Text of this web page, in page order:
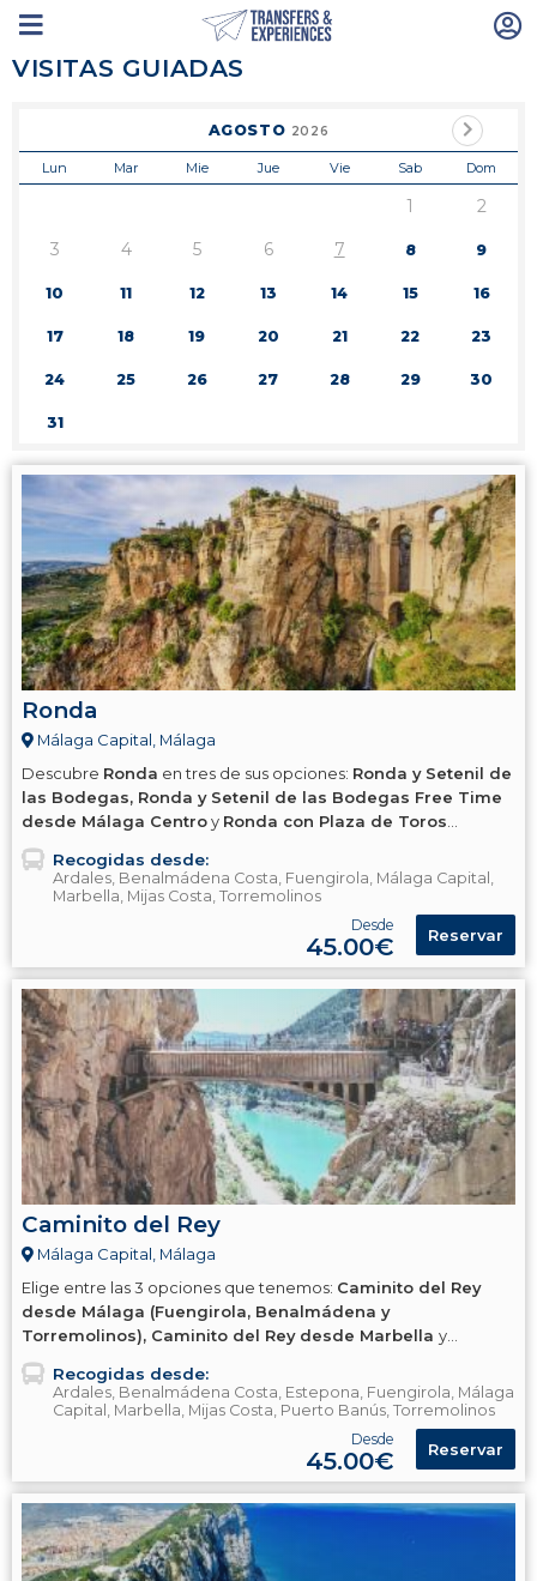
VISITAS GUIADAS
AGOSTO 2026
Lun Mar Mie Jue Vie Sab Dom
1
2
3
4 5 6 7 8 9
10 11 12 13 14 15 16
17 18 19 20 21 22 23
24 25 26 27 28 29 30
31
Ronda
Málaga Capital, Málaga
Descubre Ronda en tres de sus opciones: Ronda y Setenil de
las Bodegas, Ronda y Setenil de las Bodegas Free Time
desde Málaga Centroy Ronda con Plaza de Toros
(Disponible desde Marbella).
Recogidas desde:
Ardales, Benalmádena Costa, Fuengirola, Málaga Capital,
Marbella, Mijas Costa, Torremolinos
Desde
45.00€ Reservar
Caminito del Rey
Málaga Capital, Málaga
Elige entre las 3 opciones que tenemos: Caminito del Rey
desde Málaga (Fuengirola, Benalmádena y
Torremolinos), Caminito del Rey desde Marbella y
Caminito del Rey Tickets - Modalidad Sin Transporte.
Recogidas desde:
Ardales, Benalmádena Costa, Estepona, Fuengirola, Málaga
Capital, Marbella, Mijas Costa, Puerto Banús, Torremolinos
Desde
45.00€ Reservar